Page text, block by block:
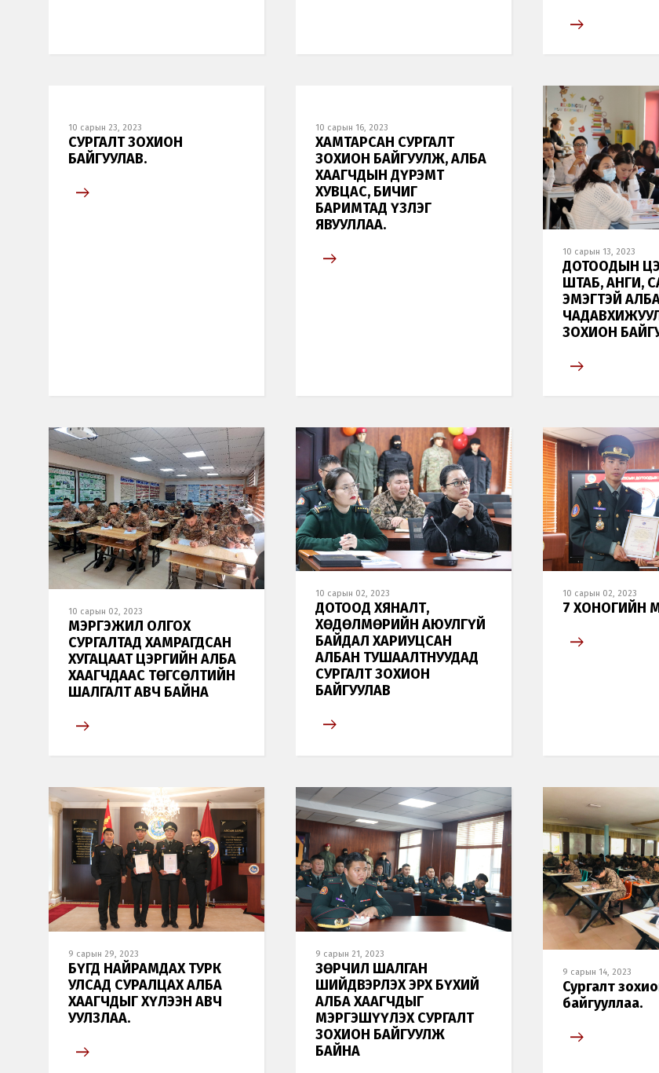
10 сарын 23, 2023
СУРГАЛТ ЗОХИОН
БАЙГУУЛАВ.
10 сарын 16, 2023
ХАМТАРСАН СУРГАЛТ
ЗОХИОН БАЙГУУЛЖ, АЛБА
ХААГЧДЫН ДҮРЭМТ
ХУВЦАС, БИЧИГ
БАРИМТАД ҮЗЛЭГ
ЯВУУЛЛАА.
10 сарын 13, 2023
ДОТООДЫН
ШТАБ, АНГИ,
ЭМЭГТЭЙ
ЗОХИОН
10 сарын 02, 2023
МЭРГЭЖИЛ ОЛГОХ
СУРГАЛТАД ХАМРАГДСАН
ХУГАЦААТ ЦЭРГИЙН АЛБА
ХААГЧДААС ТӨГСӨЛТИЙН
ШАЛГАЛТ АВЧ БАЙНА
10 сарын 02, 2023
ДОТООД ХЯНАЛТ,
ХӨДӨЛМӨРИЙН АЮУЛГҮЙ
БАЙДАЛ ХАРИУЦСАН
АЛБАН ТУШААЛТНУУДАД
СУРГАЛТ ЗОХИОН
БАЙГУУЛАВ
10 сарын 02, 2023
7 ХОНОГИЙН
9 сарын 29, 2023
БҮГД НАЙРАМДАХ ТУРК
УЛСАД СУРАЛЦАХ АЛБА
ХААГЧДЫГ ХҮЛЭЭН АВЧ
УУЛЗЛАА.
9 сарын 21, 2023
ЗӨРЧИЛ ШАЛГАН
ШИЙДВЭРЛЭХ ЭРХ БҮХИЙ
АЛБА ХААГЧДЫГ
МЭРГЭШҮҮЛЭХ СУРГАЛТ
ЗОХИОН БАЙГУУЛЖ
БАЙНА
9 сарын 14, 2023
Сургалт
байгууллаа.